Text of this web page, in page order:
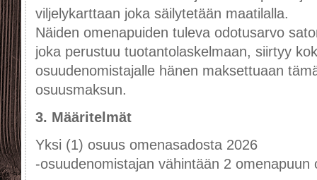
viljelykarttaan joka säilytetään maatilalla.
Näiden omenapuiden tuleva odotusarvo
joka perustuu tuotantolaskelmaan, siirtyy
osuudenomistajalle hänen maksettuaan
osuusmaksun.
3. Määritelmät
Yksi (1) osuus omenasadosta 2026
-osuudenomistajan vähintään 2 omenapuun